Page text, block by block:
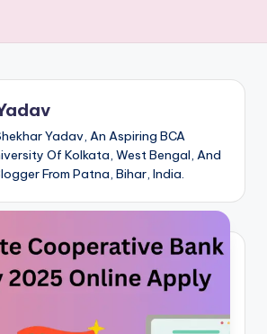
Yadav, An Aspiring BCA
Of Kolkata, West Bengal, And
From Patna, Bihar, India.